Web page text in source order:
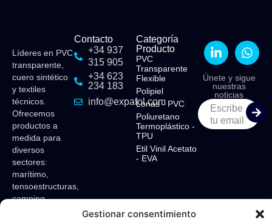
Gestionar consentimiento
Líderes en PVC
transparente,
cuero sintético
y textiles
técnicos.
Ofrecemos
productos a
medida para
diversos
sectores:
marítimo,
tensoestructuras,
camping,
Contacto
+34 937
315 905
+34 623
234 183
info@expafol.com
Categoría
Producto
PVC
Transparente
Flexible​
Polipiel​
Lonas - PVC​
Poliuretano
Termoplástico -
TPU​
Etil Vinil Acetato
- EVA​
Únete y sigue
nuestras
noticias
Escribe
tu email